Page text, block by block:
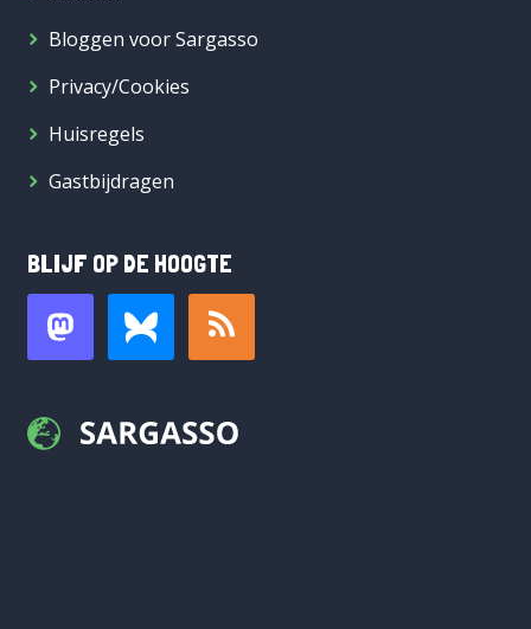
Bloggen voor Sargasso
Privacy/Cookies
Huisregels
Gastbijdragen
BLIJF OP DE HOOGTE